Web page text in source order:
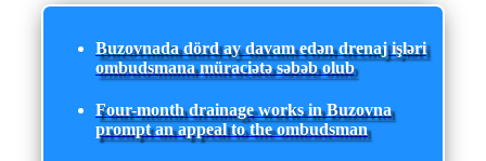
Buzovnada dörd ay davam edən drenaj işləri
ombudsmana müraciətə səbəb olub
Four-month drainage works in Buzovna
prompt an appeal to the ombudsman